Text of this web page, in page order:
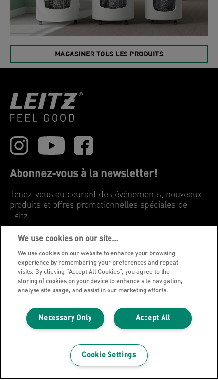
MAGASINER TOUS LES PRODUITS
Abonnez-vous à la newsletter!
Tenez-vous au courant des événements, nouveaux
produits et offres promotionnelles spéciales de
Leitz.
INSCRIVEZ-VOUS MAINTENANT
Avis de confidentialité
Cookies
Impression
We use cookies on our site…
We use cookies on our website to enhance your browsing
experience by remembering your preferences and repeat
visits. By clicking “Accept All Cookies”, you agree to the
storing of cookies on your device to enhance site navigation,
analyse site usage, and assist in our marketing efforts.
Accept All
Necessary Only
Cookie Settings